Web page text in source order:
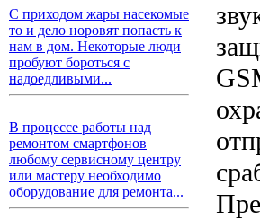
С приходом жары насекомые
то и дело норовят попасть к
нам в дом. Некоторые люди
пробуют бороться с
надоедливыми...
В процессе работы над
ремонтом смартфонов
любому сервисному центру
или мастеру необходимо
оборудование для ремонта...